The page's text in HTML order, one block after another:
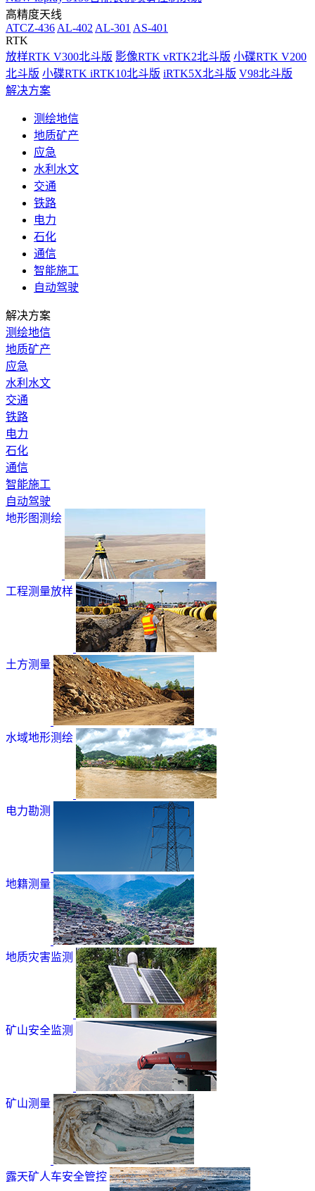
高精度天线
ATCZ-436 AL-402 AL-301 AS-401
RTK
放样RTK V300北斗版 影像RTK vRTK2北斗版 小碟RTK V200
北斗版 小碟RTK iRTK10北斗版 iRTK5X北斗版 V98北斗版
解决方案
测绘地信
地质矿产
应急
水利水文
交通
铁路
电力
石化
通信
智能施工
自动驾驶
解决方案
测绘地信
地质矿产
应急
水利水文
交通
铁路
电力
石化
通信
智能施工
自动驾驶
地形图测绘
工程测量放样
土方测量
水域地形测绘
电力勘测
地籍测量
地质灾害监测
矿山安全监测
矿山测量
露天矿人车安全管控